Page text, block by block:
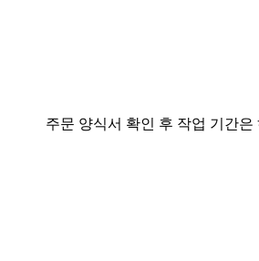
주문 양식서 확인 후 작업 기간은